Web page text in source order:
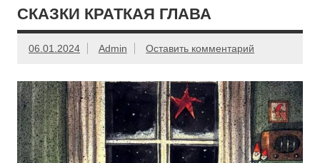
СКАЗКИ КРАТКАЯ ГЛАВА
06.01.2024 Admin Оставить комментарий